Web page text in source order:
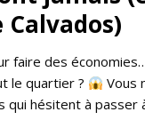
faire des
le quartier ?
Vous
qui hésitent à passer